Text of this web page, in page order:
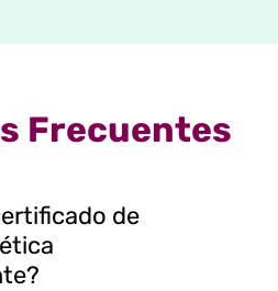
Frecuentes
de